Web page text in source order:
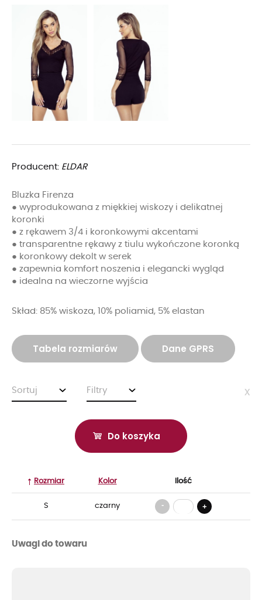
Producent: ELDAR
Bluzka Firenza
● wyprodukowana z miękkiej wiskozy i delikatnej
koronki
● z rękawem 3/4 i koronkowymi akcentami
● transparentne rękawy z tiulu wykończone koronką
● koronkowy dekolt w serek
● zapewnia komfort noszenia i elegancki wygląd
● idealna na wieczorne wyjścia
Skład: 85% wiskoza, 10% poliamid, 5% elastan
Tabela rozmiarów Dane GPRS
Sortuj Filtry x
Do koszyka
Rozmiar Kolor Ilość
S czarny - +
Uwagi do towaru